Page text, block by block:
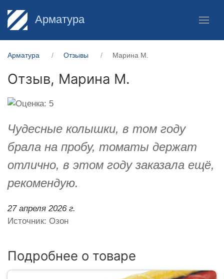
Арматура
Арматура Отзывы Марина М.
Отзыв, Марина М.
Чудесные колышки, в том году
брала на пробу, томаты держат
отлично, в этом году заказала ещё,
рекомендую.
27 апреля 2026 г.
Источник: Озон
Подробнее о товаре